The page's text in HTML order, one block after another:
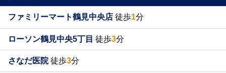
ファミリーマート鶴見中央店 徒歩1分
ローソン鶴見中央5丁目 徒歩3分
さなだ医院徒歩3分